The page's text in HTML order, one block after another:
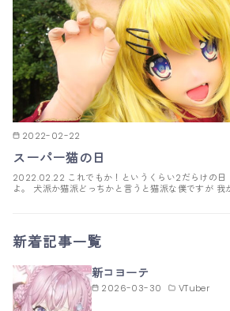
2022-02-22
スーパー猫の日
2022.02.22 これでもか！というくらい2だらけの日
よ。 犬派か猫派どっちかと言うと猫派な僕ですが
新着記事一覧
2026-03-30 VTuber
新コヨーテ